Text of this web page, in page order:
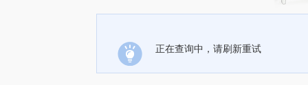
正在查询中，请刷新重试